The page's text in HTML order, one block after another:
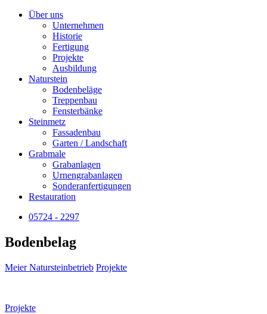
Über uns
Unternehmen
Historie
Fertigung
Projekte
Ausbildung
Naturstein
Bodenbeläge
Treppenbau
Fensterbänke
Steinmetz
Fassadenbau
Garten / Landschaft
Grabmale
Grabanlagen
Urnengrabanlagen
Sonderanfertigungen
Restauration
05724 - 2297
Bodenbelag
Meier Natursteinbetrieb Projekte
Projekte